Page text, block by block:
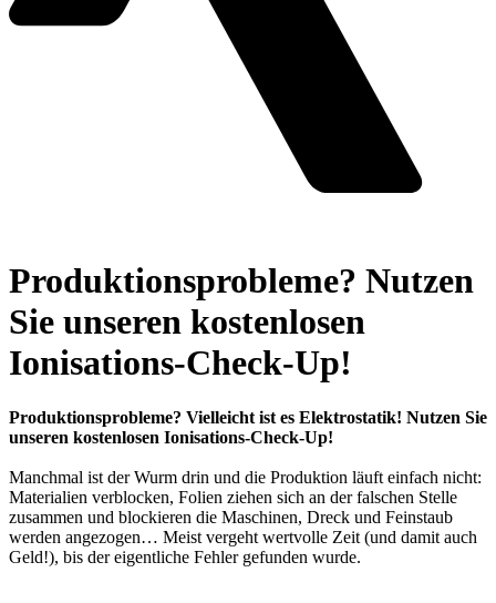
Produktionsprobleme? Nutzen
Sie unseren kostenlosen
Ionisations-Check-Up!
Produktionsprobleme? Vielleicht ist es Elektrostatik! Nutzen Sie
unseren kostenlosen Ionisations-Check-Up!
Manchmal ist der Wurm drin und die Produktion läuft einfach nicht:
Materialien verblocken, Folien ziehen sich an der falschen Stelle
zusammen und blockieren die Maschinen, Dreck und Feinstaub
werden angezogen… Meist vergeht wertvolle Zeit (und damit auch
Geld!), bis der eigentliche Fehler gefunden wurde.